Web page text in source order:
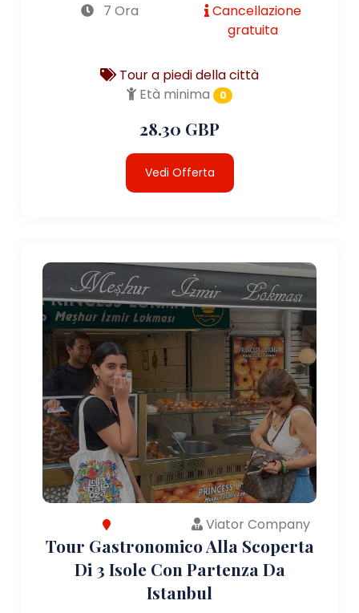
7 Ora
Cancellazione
gratuita
Tour a piedi della città
Età minima
0
28.30 GBP
Vedi Offerta
Viator Company
Tour Gastronomico Alla Scoperta
Di 3 Isole Con Partenza Da
Istanbul